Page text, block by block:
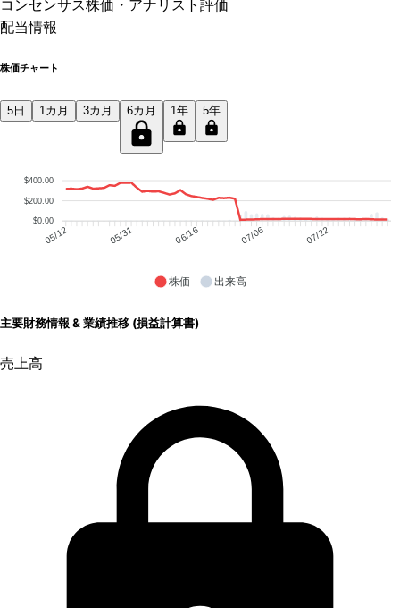
コンセンサス株価 ・アナリスト評価
配当情報
株価チャート
5日 1カ月 3カ月 6カ月 1年 5年
$400.00
$200.00
$0.00
05/12 05/31 06/16 07/06 07/22
株価 出来高
主要財務情報 & 業績推移 (損益計算書)
売上高